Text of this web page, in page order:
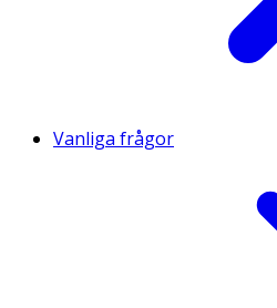
Vanliga frågor